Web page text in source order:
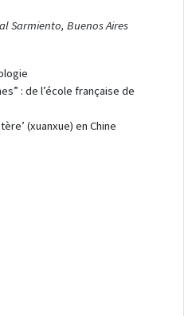
Sarmiento, Buenos Aires
: de l’école française de
(xuanxue) en Chine